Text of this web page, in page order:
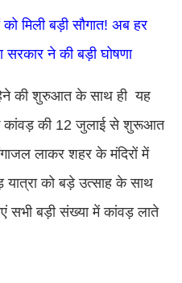
को मिली बड़ी सौगात! अब हर
सरकार ने की बड़ी घोषणा
की शुरुआत के साथ ही यह
कांवड़ की 12 जुलाई से शुरूआत
लाकर शहर के मंदिरों में
यात्रा को बड़े उत्साह के साथ
सभी बड़ी संख्या में कांवड़ लाते